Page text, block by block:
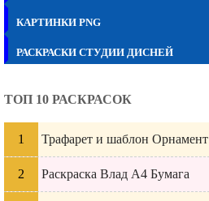
КАРТИНКИ PNG
РАСКРАСКИ СТУДИИ ДИСНЕЙ
ТОП 10 РАСКРАСОК
Трафарет и шаблон Орнамент
Раскраска Влад А4 Бумага